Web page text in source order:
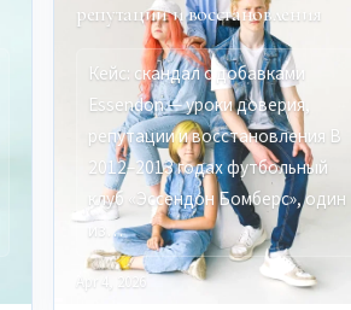
репутации и восстановления
Кейс: скандал с добавками
Essendon — уроки доверия,
репутации и восстановления В
2012–2013 годах футбольный
клуб «Эссендон Бомберс», один
из…
Apr 4, 2026